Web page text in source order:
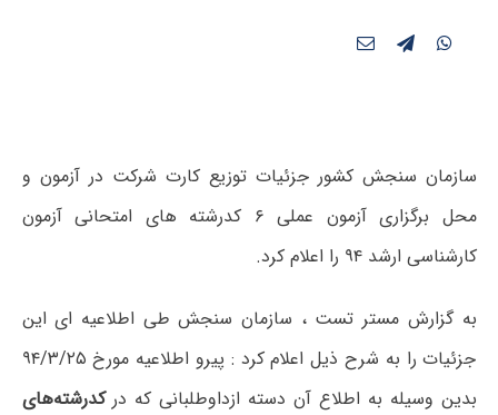
سازمان سنجش کشور جزئیات توزیع کارت شرکت در آزمون و
محل برگزاری آزمون عملی ۶ کدرشته های امتحانی آزمون
کارشناسی ارشد ۹۴ را اعلام کرد.
به گزارش مستر تست ، سازمان سنجش طی اطلاعیه ای این
جزئیات را به شرح ذیل اعلام کرد : پیرو اطلاعیه مورخ ۹۴/۳/۲۵
بدین وسیله به اطلاع آن دسته ازداوطلبانی که درکدرشته‌های